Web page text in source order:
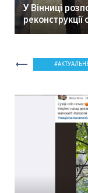
У Вінниці
мер Вінниці.